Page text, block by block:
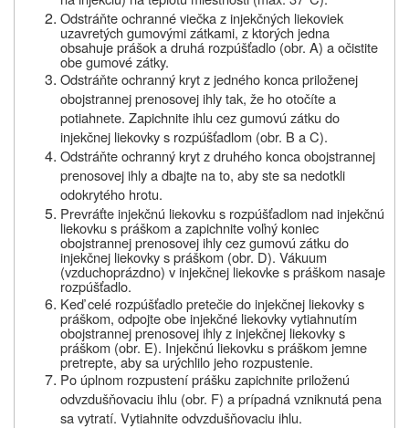
Odstráňte ochranné viečka z injekčných liekoviek
uzavretých gumovými zátkami, z ktorých jedna
obsahuje prášok a druhá rozpúšťadlo (obr. A) a očistite
obe gumové zátky.
Odstráňte ochranný kryt z jedného konca priloženej
obojstrannej prenosovej ihly tak, že ho otočíte a
potiahnete. Zapichnite ihlu cez gumovú zátku do
injekčnej liekovky s rozpúšťadlom (obr. B a C).
Odstráňte ochranný kryt z druhého konca obojstrannej
prenosovej ihly a dbajte na to, aby ste sa nedotkli
odokrytého hrotu.
Prevráťte injekčnú liekovku s rozpúšťadlom nad injekčnú
liekovku s práškom a zapichnite voľný koniec
obojstrannej prenosovej ihly cez gumovú zátku do
injekčnej liekovky s práškom (obr. D). Vákuum
(vzduchoprázdno) v injekčnej liekovke s práškom nasaje
rozpúšťadlo.
Keď celé rozpúšťadlo pretečie do injekčnej liekovky s
práškom, odpojte obe injekčné liekovky vytiahnutím
obojstrannej prenosovej ihly z injekčnej liekovky s
práškom (obr. E). Injekčnú liekovku s práškom jemne
pretrepte, aby sa urýchlilo jeho rozpustenie.
Po úplnom rozpustení prášku zapichnite priloženú
odvzdušňovaciu ihlu (obr. F) a prípadná vzniknutá pena
sa vytratí. Vytiahnite odvzdušňovaciu ihlu.